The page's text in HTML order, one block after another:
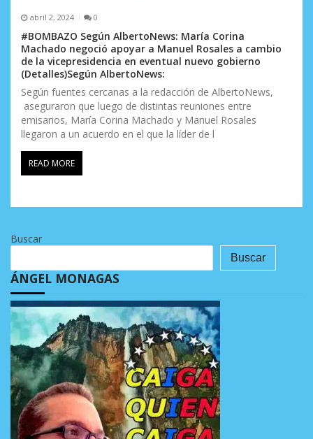
abril 2, 2024 0
#BOMBAZO Según AlbertoNews: María Corina
Machado negoció apoyar a Manuel Rosales a cambio
de la vicepresidencia en eventual nuevo gobierno
(Detalles)Según AlbertoNews:
Según fuentes cercanas a la redacción de AlbertoNews,
aseguraron que luego de distintas reuniones entre
emisarios, María Corina Machado y Manuel Rosales
llegaron a un acuerdo en el que la líder de l
READ MORE
Buscar
Buscar
ÁNGEL MONAGAS